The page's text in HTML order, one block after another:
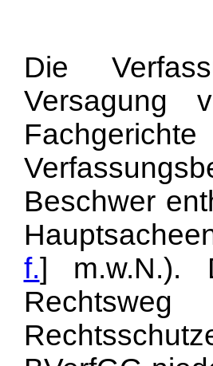
Die
Versagung
Beschwer
f.] m.w.N.).